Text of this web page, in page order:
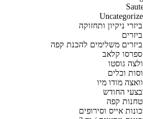
ניקיון ותחזוקה
משלימים להכנת קפה
קלאב
גוסטו
וכלים
מודו מיו
החודש
קפה
אייס וסירופים